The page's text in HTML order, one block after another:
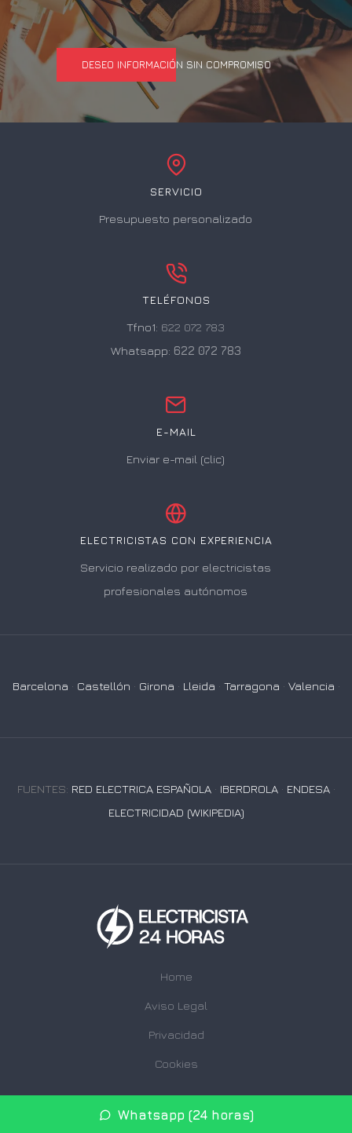
Whatsapp (24 horas)
DESEO INFORMACIÓN SIN COMPROMISO
SERVICIO
Presupuesto personalizado
TELÉFONOS
Tfno1: 622 072 783
Whatsapp: 622 072 783
E-MAIL
Enviar e-mail (clic)
ELECTRICISTAS CON EXPERIENCIA
Servicio realizado por electricistas
profesionales autónomos
Barcelona · Castellón · Girona · Lleida · Tarragona · Valencia ·
FUENTES: RED ELECTRICA ESPAÑOLA· IBERDROLA· ENDESA·
ELECTRICIDAD (WIKIPEDIA)
Home
Aviso Legal
Privacidad
Cookies
© 2026 electricista24h.com · Web de electricistas urgentes
24 horas en su provincia · Mapa del sitio